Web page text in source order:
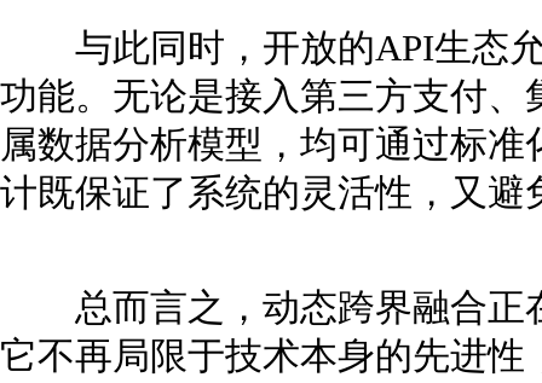
与此同时，开放的API生态允
功能。无论是接入第三方支付
属数据分析模型，均可通过标
计既保证了系统的灵活性，又
总而言之，动态跨界融合正
它不再局限于技术本身的先进